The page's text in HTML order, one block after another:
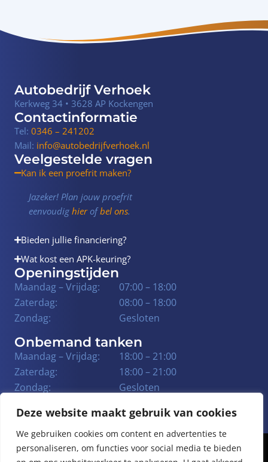
Deze website maakt gebruik van cookies
We gebruiken cookies om content en advertenties te
personaliseren, om functies voor social media te bieden
Veelgestelde vragen
Kan ik een proefrit maken?
Jazeker! Plan jouw proefrit
eenvoudig hierofbel ons.
Bieden jullie financiering?
Wat kost een APK-keuring?
Autobedrijf Verhoek
Kerkweg 34 • 3628 AP Kockengen
Contactinformatie
Tel: 0346 – 241202
Mail: info@autobedrijfverhoek.nl
Openingstijden
Maandag – Vrijdag:
07:00 – 18:00
Zaterdag:
08:00 – 18:00
Zondag:
Gesloten
Onbemand tanken
Maandag – Vrijdag:
18:00 – 21:00
Zaterdag:
18:00 – 21:00
Zondag:
Gesloten
© 2026 Autobedrijf VerhoekPrivacy Policy